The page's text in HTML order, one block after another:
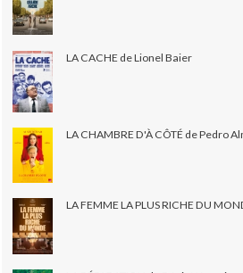
LA CACHE de Lionel Baier
LA CHAMBRE D'À CÔTÉ de Pedro
LA FEMME LA PLUS RICHE DU